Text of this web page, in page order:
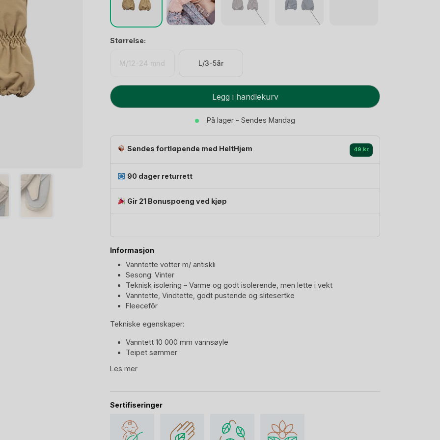
Størrelse:
M/12-24 mnd L/3-5år
Vintervotter
Barn
antall
Legg i handlekurv
På lager - Sendes Mandag
Sendes fortløpende med HeltHjem 49 kr
90 dager returrett
Gir 21 Bonuspoeng ved kjøp
Informasjon
Vanntette votter m/ antiskli
Sesong: Vinter
Teknisk isolering – Varme og godt isolerende, men lette i vekt
Vanntette, Vindtette, godt pustende og slitesertke
Fleecefôr
Tekniske egenskaper:
Vanntett 10 000 mm vannsøyle
Teipet sømmer
Slitesterkt material med slitestyrke 50.000
Impregnert slik at smuss og vann sklir av.
OEKO-TEX Standard 100 sertifisert – trygt tekstil
PFC fri
Les mer
Sertifiseringer